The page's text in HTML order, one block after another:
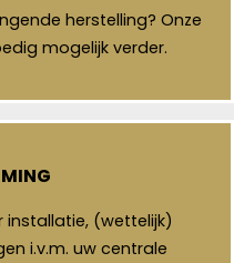
herstelling? Onze
mogelijk verder.
installatie, (wettelijk)
i.v.m. uw centrale